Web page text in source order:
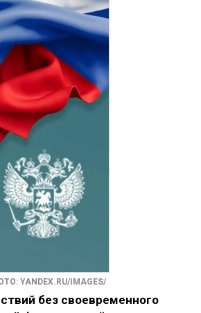
YANDEX.RU/IMAGES/
без своевременного